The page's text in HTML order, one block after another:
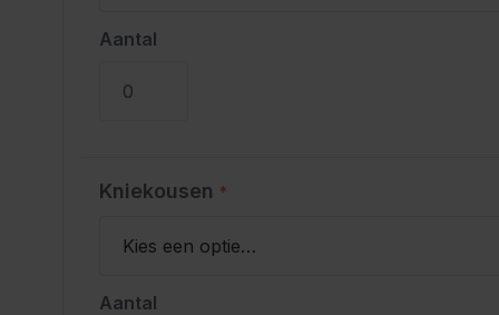
Aantal
Kniekousen *
Aantal